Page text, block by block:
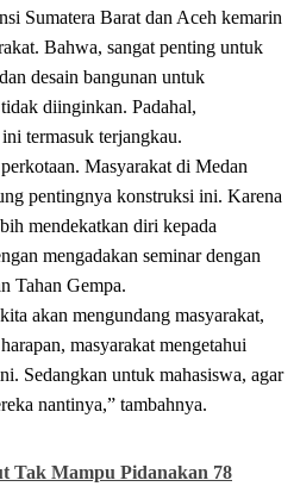
Sumatera Barat dan Aceh kemarin
Bahwa, sangat penting untuk
desain bangunan untuk
diinginkan. Padahal,
termasuk terjangkau.
Masyarakat di Medan
pentingnya konstruksi ini. Karena
mendekatkan diri kepada
mengadakan seminar dengan
Tahan Gempa.
akan mengundang masyarakat,
masyarakat mengetahui
Sedangkan untuk mahasiswa, agar
nantinya,” tambahnya.
Tak Mampu Pidanakan 78